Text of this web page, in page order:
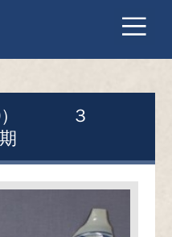
10） ３
期